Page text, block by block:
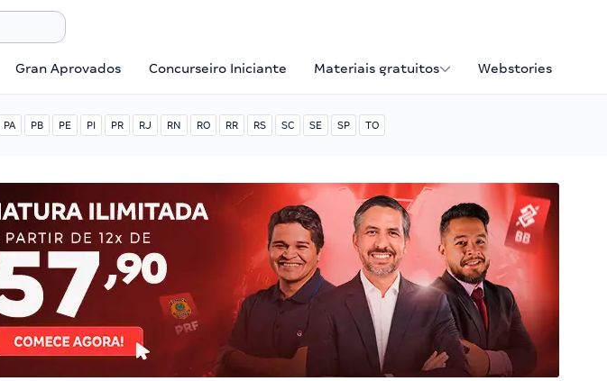
Gran Aprovados Concurseiro Iniciante Materiais gratuitos Webstories
PA PB PE PI PR RJ RN RO RR RS SC SE SP TO